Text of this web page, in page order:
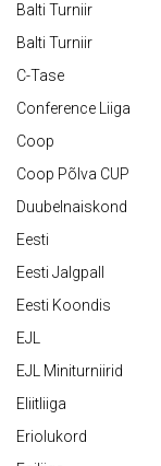
Balti Turniir
Balti Turniir
C-Tase
Conference Liiga
Coop
Coop Põlva CUP
Duubelnaiskond
Eesti
Eesti Jalgpall
Eesti Koondis
EJL
EJL Miniturniirid
Eliitliiga
Eriolukord